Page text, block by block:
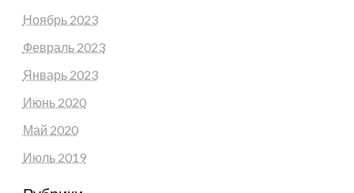
Ноябрь 2023
Февраль 2023
Январь 2023
Июнь 2020
Май 2020
Июль 2019